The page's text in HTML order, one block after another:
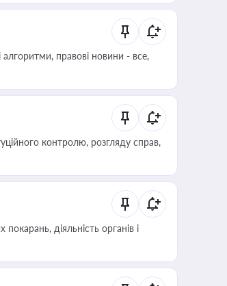
правові новини - все,
контролю, розгляду справ,
діяльність органів і